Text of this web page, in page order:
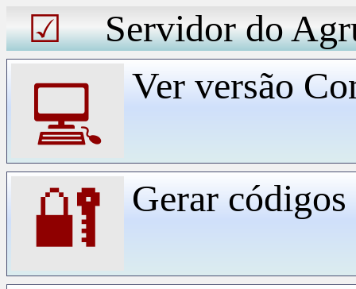
☑ Servidor do
💻 Ver versão
🔐 Gerar